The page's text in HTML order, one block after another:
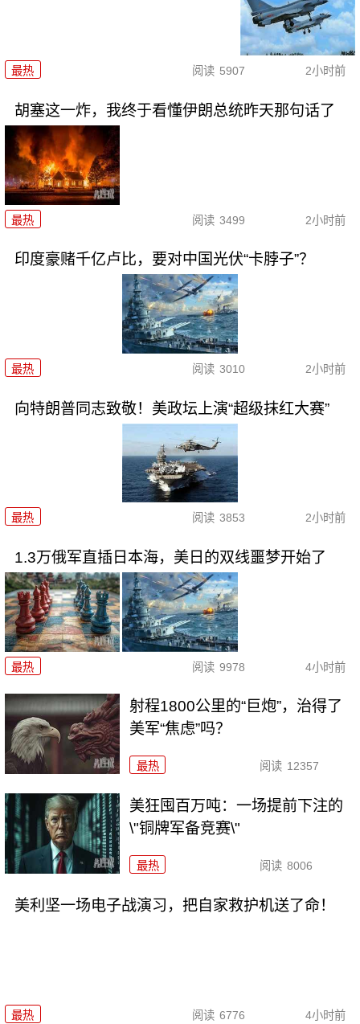
最热 阅读 5907 2小时前
胡塞这一炸，我终于看懂伊朗总统昨天那句话了
最热 阅读 3499 2小时前
印度豪赌千亿卢比，要对中国光伏“卡脖子”？
最热 阅读 3010 2小时前
向特朗普同志致敬！美政坛上演“超级抹红大赛”
最热 阅读 3853 2小时前
1.3万俄军直插日本海，美日的双线噩梦开始了
最热 阅读 9978 4小时前
射程1800公里的“巨炮”，治得了
美军“焦虑”吗？
最热 阅读 12357
美狂囤百万吨：一场提前下注的
\"铜牌军备竞赛\"
最热 阅读 8006
美利坚一场电子战演习，把自家救护机送了命！
最热 阅读 6776 4小时前